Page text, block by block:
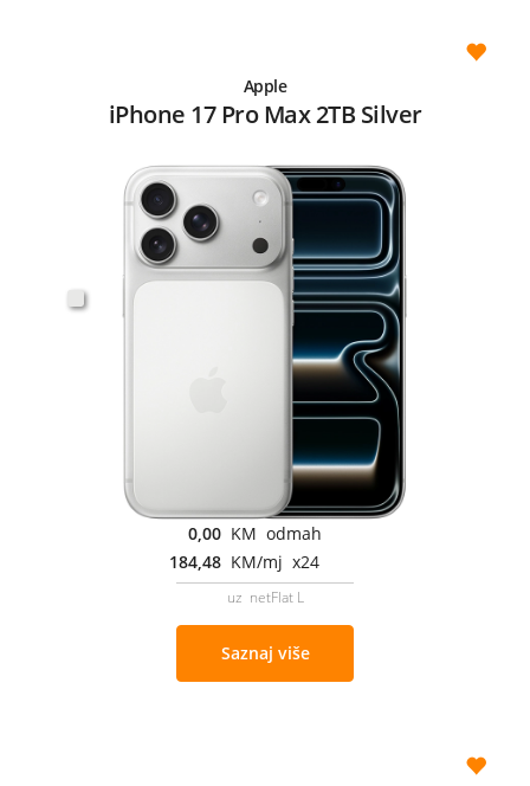
Apple
iPhone 17 Pro Max 2TB Silver
0,00 KM odmah
184,48 KM/mj x24
uz netFlat L
Saznaj više